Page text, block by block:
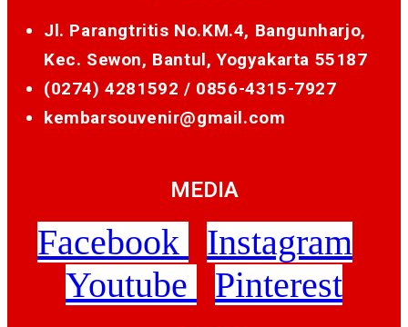
Jl. Parangtritis No.KM.4, Bangunharjo,
Kec. Sewon, Bantul, Yogyakarta 55187
(0274) 4281592 / 0856-4315-7927
kembarsouvenir@gmail.com
MEDIA
Facebook
Instagram
Youtube
Pinterest